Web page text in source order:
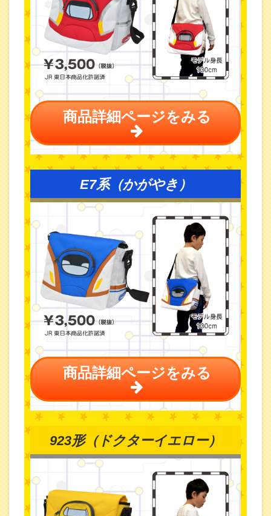
商品詳細ページをみる
E7系（かがやき）
商品詳細ページをみる
923形（ドクターイエロー）